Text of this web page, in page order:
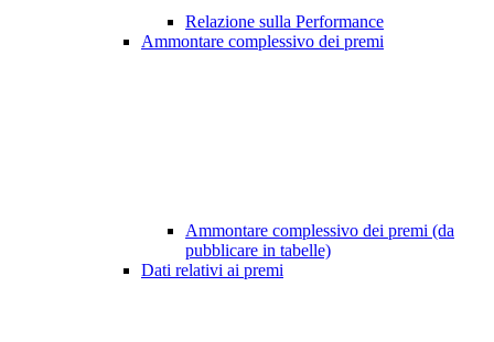
Relazione sulla Performance
Ammontare complessivo dei premi
Ammontare complessivo dei premi (da
pubblicare in tabelle)
Dati relativi ai premi